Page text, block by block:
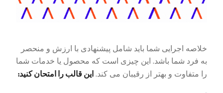
خلاصه اجرایی شما باید شامل پیشنهادی با ارزش و منحصر
به فرد شما باشد. این چیزی است که محصول یا خدمات شما
را متفاوت و بهتر از رقیبان می کند. این قالب را امتحان کنید: